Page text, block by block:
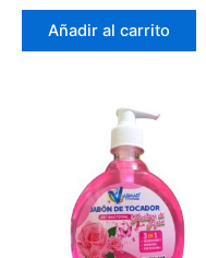
4.00
Añadir al carrito